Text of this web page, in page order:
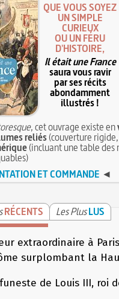
QUE VOUS SOYEZ
UN SIMPLE
CURIEUX
OU UN FÉRU
D'HISTOIRE,
Il était une France
saura vous ravir
par ses récits
abondamment
illustrés !
, cet ouvrage existe en
reliés(couverture
(incluant une table des
ET COMMANDE ◄
RÉCENTS Les PlusLUS
extraordinaire à Paris
surplombant la
de Louis III, roi